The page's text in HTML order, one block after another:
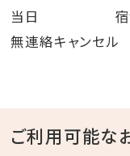
当日 宿泊
無連絡キャンセ
ご利用可能な